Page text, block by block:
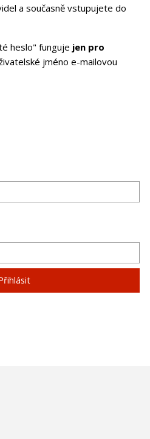
a současně vstupujete do
heslo" funguje jen pro
jméno e-mailovou